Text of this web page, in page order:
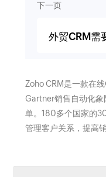
下一页
外贸CRM需
Zoho CRM是一款在
Gartner销售自动化象
单。180多个国家的
管理客户关系，提高